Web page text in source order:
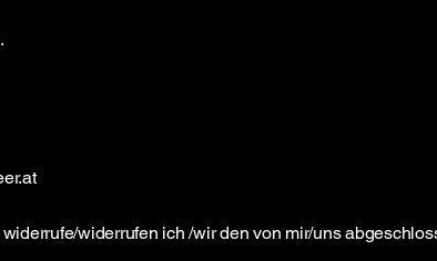
widerrufen ich /wir den von mir/uns